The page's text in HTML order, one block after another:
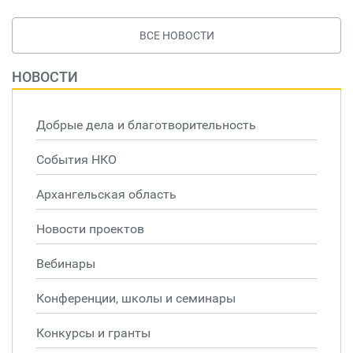
ВСЕ НОВОСТИ
НОВОСТИ
Добрые дела и благотворительность
События НКО
Архангельская область
Новости проектов
Вебинары
Конференции, школы и семинары
Конкурсы и гранты